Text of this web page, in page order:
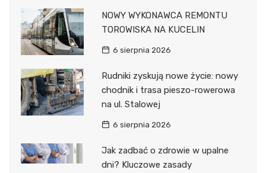
NOWY WYKONAWCA REMONTU
TOROWISKA NA KUCELIN
6 sierpnia 2026
Rudniki zyskują nowe życie: nowy
chodnik i trasa pieszo-rowerowa
na ul. Stalowej
6 sierpnia 2026
Jak zadbać o zdrowie w upalne
dni? Kluczowe zasady